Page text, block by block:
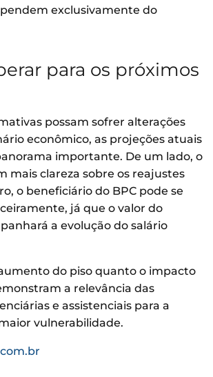
exclusivamente do
para os próximos
possam sofrer alterações
econômico, as projeções atuais
importante. De um lado, o
mais clareza sobre os reajustes
o beneficiário do BPC pode se
já que o valor do
a evolução do salário
do piso quanto o impacto
a relevância das
e assistenciais para a
vulnerabilidade.